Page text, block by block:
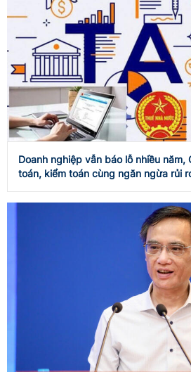
Doanh nghiệp vẫn báo lỗ nhiều năm,
toán, kiểm toán cùng ngăn ngừa rủi